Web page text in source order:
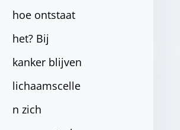
hoe ontstaat
het? Bij
kanker blijven
lichaamscelle
n zich